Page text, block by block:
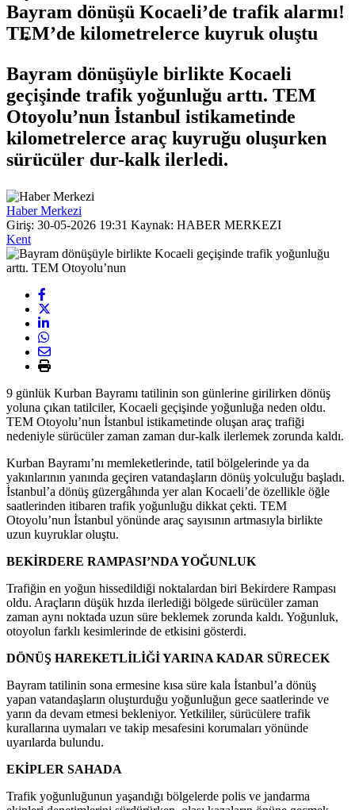
SAĞLIK
Bayram dönüşü Kocaeli’de trafik alarmı!
TEM’de kilometrelerce kuyruk oluştu
Bayram dönüşüyle birlikte Kocaeli
geçişinde trafik yoğunluğu arttı. TEM
Otoyolu’nun İstanbul istikametinde
kilometrelerce araç kuyruğu oluşurken
sürücüler dur-kalk ilerledi.
Haber Merkezi
Giriş: 30-05-2026 19:31 Kaynak: HABER MERKEZI
Kent
9 günlük Kurban Bayramı tatilinin son günlerine girilirken dönüş
yoluna çıkan tatilciler, Kocaeli geçişinde yoğunluğa neden oldu.
TEM Otoyolu’nun İstanbul istikametinde oluşan araç trafiği
nedeniyle sürücüler zaman zaman dur-kalk ilerlemek zorunda kaldı.
Kurban Bayramı’nı memleketlerinde, tatil bölgelerinde ya da
yakınlarının yanında geçiren vatandaşların dönüş yolculuğu başladı.
İstanbul’a dönüş güzergâhında yer alan Kocaeli’de özellikle öğle
saatlerinden itibaren trafik yoğunluğu dikkat çekti. TEM
Otoyolu’nun İstanbul yönünde araç sayısının artmasıyla birlikte
uzun kuyruklar oluştu.
BEKİRDERE RAMPASI’NDA YOĞUNLUK
Trafiğin en yoğun hissedildiği noktalardan biri Bekirdere Rampası
oldu. Araçların düşük hızda ilerlediği bölgede sürücüler zaman
zaman aynı noktada uzun süre beklemek zorunda kaldı. Yoğunluk,
otoyolun farklı kesimlerinde de etkisini gösterdi.
DÖNÜŞ HAREKETLİLİĞİ YARINA KADAR SÜRECEK
Bayram tatilinin sona ermesine kısa süre kala İstanbul’a dönüş
yapan vatandaşların oluşturduğu yoğunluğun gece saatlerinde ve
yarın da devam etmesi bekleniyor. Yetkililer, sürücülere trafik
kurallarına uymaları ve takip mesafesini korumaları yönünde
uyarılarda bulundu.
EKİPLER SAHADA
Trafik yoğunluğunun yaşandığı bölgelerde polis ve jandarma